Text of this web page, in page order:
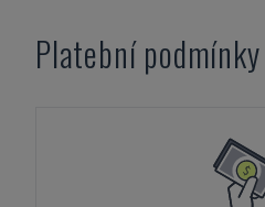
Platební podmínky